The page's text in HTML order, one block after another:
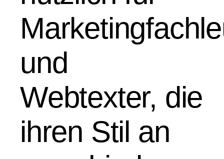
und
Webtexter, die
ihren Stil an